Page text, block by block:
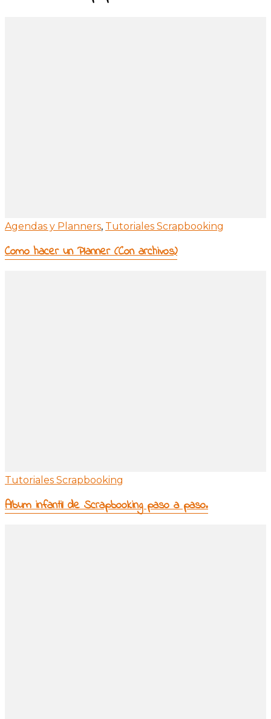
Agendas y Planners, Tutoriales Scrapbooking
Como hacer un Planner (Con archivos)
Tutoriales Scrapbooking
Album infantil de Scrapbooking paso a paso.